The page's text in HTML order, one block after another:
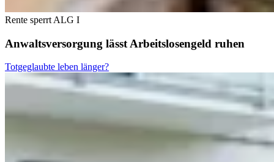
Rente sperrt ALG I
Anwaltsversorgung lässt Arbeitslosengeld ruhen
Totgeglaubte leben länger?